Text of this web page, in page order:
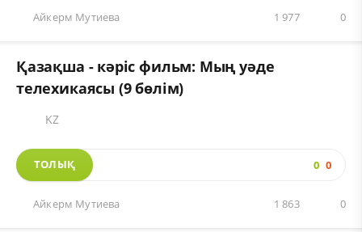
Айкерм Мутиева 0
1 977
Қазақша - кәріс фильм: Мың уәде
телехикаясы (9 бөлім)
KZ
ТОЛЫҚ 0 0
Айкерм Мутиева 0
1 863